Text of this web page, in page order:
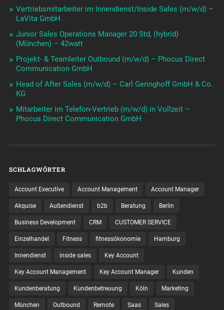
Vertriebsmitarbeiter im Innendienst/Inside Sales (m/w/d) –
LaVita GmbH
Junior Sales Operations Manager 20 Std, (hybrid)
(München) – 42watt
Projekt- & Teamleiter Outbound (m/w/d) – Phocus Direct
Communication GmbH
Head of After Sales (m/w/d) – Carl Geringhoff GmbH & Co.
KG
Mitarbeiter im Telefon-Vertrieb (m/w/d) in Vollzeit –
Phocus Direct Communication GmbH
SCHLAGWÖRTER
Account Executive Account Management Account Manager
Akquise Außendienst b2b Beratung Berlin
Business Development CRM CUSTOMER SERVICE
Einzelhandel Fitness fitnessökonomie Hamburg
Innendienst inside sales Key Account
Key Account Management Key Account Manager Kunden
Kundenberatung Kundenbetreuung Köln Marketing
München Outbound Remote Saas Sales